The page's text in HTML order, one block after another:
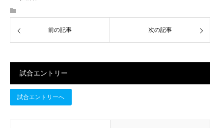
前の記事 次の記事
試合エントリー
試合エントリーへ